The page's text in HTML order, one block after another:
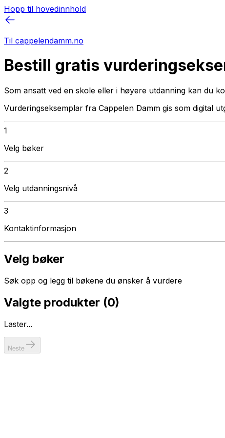
Hopp til hovedinnhold
Til cappelendamm.no
Bestill gratis
Som ansatt ved en skole eller i høyere utdanning kan du
Vurderingseksemplar fra Cappelen Damm gis som digital
1
Velg bøker
2
Velg utdanningsnivå
3
Kontaktinformasjon
Velg bøker
Søk opp og legg til bøkene du ønsker å vurdere
Valgte produkter (0)
Laster...
Neste